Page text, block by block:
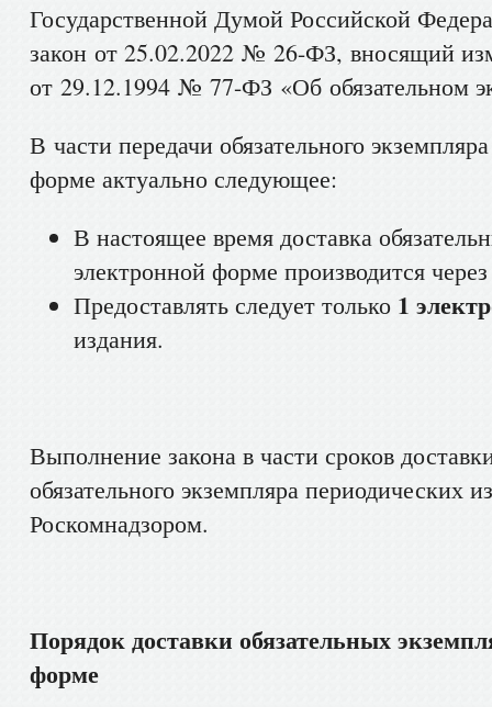
Государственной Думой Российской
закон от 25.02.2022 № 26-ФЗ, вносящий
от 29.12.1994 № 77-ФЗ «Об обязательном
В части передачи обязательного
форме актуально следующее:
В настоящее время доставка
электронной форме производится
Предоставлять следует только 1
издания.
Выполнение закона в части сроков
обязательного экземпляра периодических
Роскомнадзором.
Порядок доставки обязательных
форме